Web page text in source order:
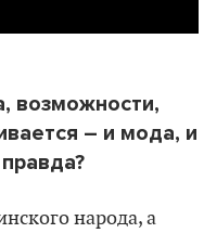
возможности,
– и мода, и
народа, а